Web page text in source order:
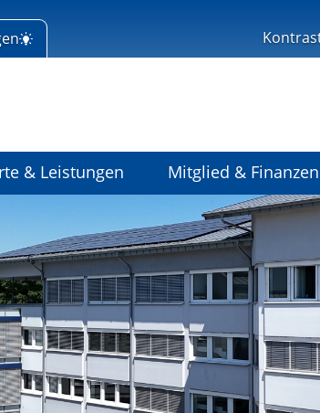
& Leistungen Mitglied & Finanzen